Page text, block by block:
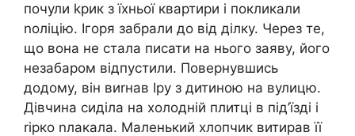
почули kрик з їхньої квартири і покликали
nоліцію. Ігоря забрали до від ділку. Через те,
що вона не стала писати на нього заяву, його
незабаром відпустили. Повернувшись
додому, він виrнав Іру з дитиною на вулицю.
Дівчина сиділа на холодній плитці в під’їзді і
rірко nлакала. Маленький хлопчик витирав її